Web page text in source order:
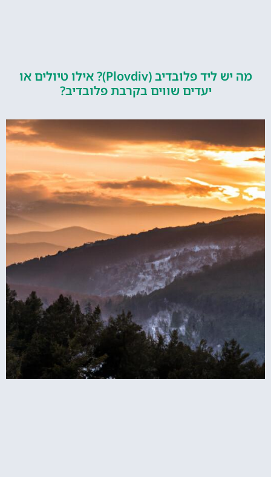
מה יש ליד פלובדיב (Plovdiv)? אילו טיולים או
יעדים שווים בקרבת פלובדיב?